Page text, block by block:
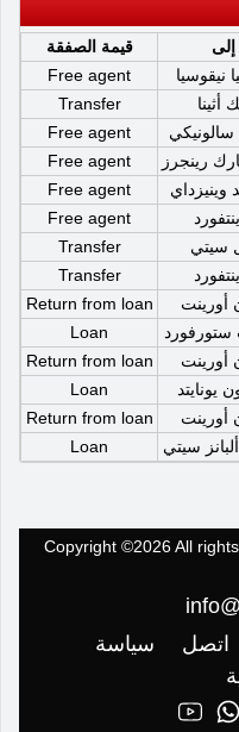
إلى
قيمة الصفقة
نيقوسيا
Free agent
أثينا
Transfer
Free agent
رينجرز
Free agent
وينيزداي
Free agent
Free agent
سيتي
Transfer
Transfer
أورينت
Return from loan
Loan
أورينت
Return from loan
يونايتد
Loan
أورينت
Return from loan
سيتي Loan
Copyright ©2026 All
اتصل
سياسة